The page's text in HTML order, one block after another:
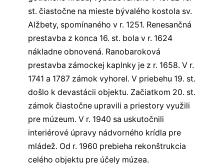
st. čiastočne na mieste bývalého kostola sv.
Alžbety, spomínaného v r. 1251. Renesančná
prestavba z konca 16. st. bola v r. 1624
nákladne obnovená. Ranobaroková
prestavba zámockej kaplnky je z r. 1658. V r.
1741 a 1787 zámok vyhorel. V priebehu 19. st.
došlo k devastácii objektu. Začiatkom 20. st.
zámok čiastočne upravili a priestory využili
pre múzeum. V r. 1940 sa uskutočnili
interiérové úpravy nádvorného krídla pre
mládež. Od r. 1960 prebieha rekonštrukcia
celého objektu pre účely múzea.